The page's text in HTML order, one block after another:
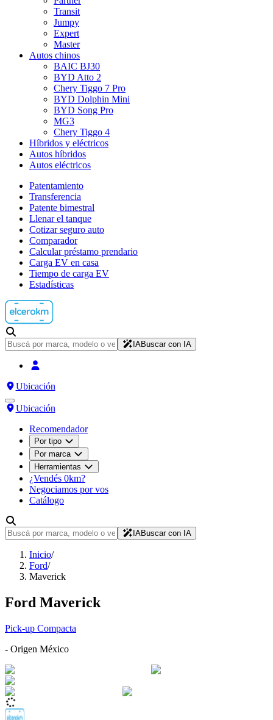
Transit
Jumpy
Expert
Master
Autos chinos
BAIC BJ30
BYD Atto 2
Chery Tiggo 7 Pro
BYD Dolphin Mini
BYD Song Pro
MG3
Chery Tiggo 4
Híbridos y eléctricos
Autos híbridos
Autos eléctricos
Patentamiento
Transferencia
Patente bimestral
Llenar el tanque
Cotizar seguro auto
Comparador
Calcular préstamo prendario
Carga EV en casa
Tiempo de carga EV
Estadísticas
IABuscar con IA
Ubicación
Ubicación
Recomendador
Por tipo
Por marca
Herramientas
¿Vendés 0km?
Negociamos por vos
Catálogo
IABuscar con IA
Inicio/
Ford/
Maverick
Ford Maverick
Pick-up Compacta
- Origen México